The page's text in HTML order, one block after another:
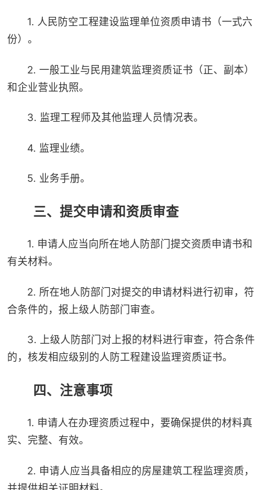
1. 人民防空工程建设监理单位资质申请书（一式六
份）。
2. 一般工业与民用建筑监理资质证书（正、副本）
和企业营业执照。
3. 监理工程师及其他监理人员情况表。
4. 监理业绩。
5. 业务手册。
三、提交申请和资质审查
1. 申请人应当向所在地人防部门提交资质申请书和
有关材料。
2. 所在地人防部门对提交的申请材料进行初审，符
合条件的，报上级人防部门审查。
3. 上级人防部门对上报的材料进行审查，符合条件
的，核发相应级别的人防工程建设监理资质证书。
四、注意事项
1. 申请人在办理资质过程中，要确保提供的材料真
实、完整、有效。
2. 申请人应当具备相应的房屋建筑工程监理资质，